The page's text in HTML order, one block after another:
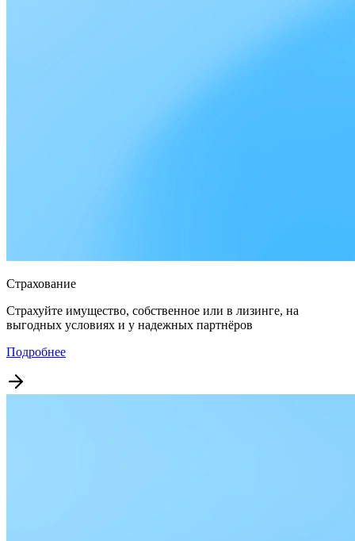
Страхование
Страхуйте имущество, собственное или в лизинге, на
выгодных условиях и у надежных партнёров
Подробнее